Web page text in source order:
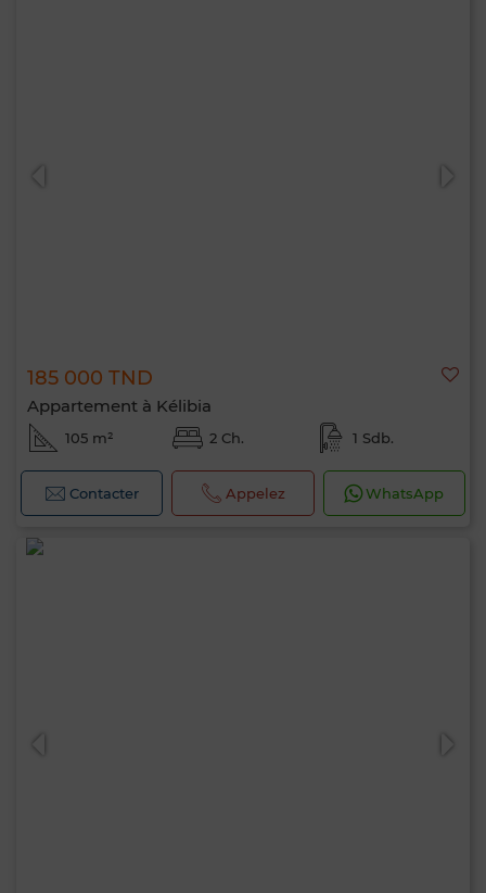
185 000 TND
Appartement à Kélibia
105 m² 2 Ch. 1 Sdb.
Contacter Appelez WhatsApp